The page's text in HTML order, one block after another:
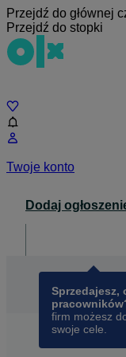
Przejdź do głównej
Przejdź do stopki
Twoje konto
Dodaj
Sprzedajesz,
firm możesz
swoje cele.